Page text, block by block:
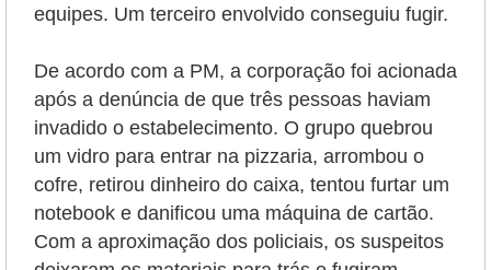
equipes. Um terceiro envolvido conseguiu fugir.
De acordo com a PM, a corporação foi acionada
após a denúncia de que três pessoas haviam
invadido o estabelecimento. O grupo quebrou
um vidro para entrar na pizzaria, arrombou o
cofre, retirou dinheiro do caixa, tentou furtar um
notebook e danificou uma máquina de cartão.
Com a aproximação dos policiais, os suspeitos